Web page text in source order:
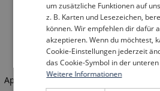
Application error: a client-side
um zusätzliche Funktionen auf
z. B. Karten und Lesezeichen,
können. Wir empfehlen dir dafür
akzeptieren. Wenn du möchtest,
Cookie-Einstellungen jederzeit
das Cookie-Symbol in der
Weitere Informationen